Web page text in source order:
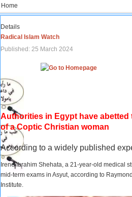
Home
Details
Radical Islam Watch
Published: 25 March 2024
Authorities in Egypt have
of a Coptic Christian woman
According to a widely published
Irene Ibrahim Shehata, a 21-year-old medical
mid-term exams in Asyut, according to
Institute.